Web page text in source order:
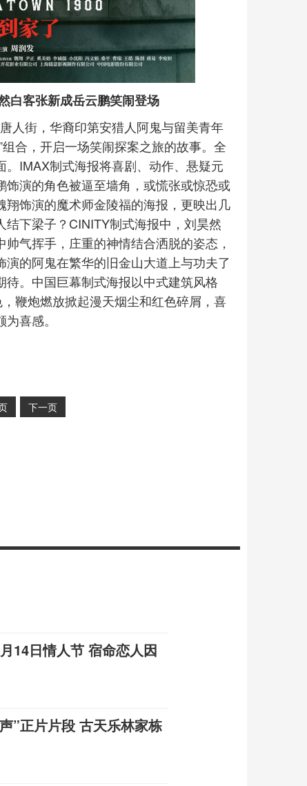
白客张新成岳云鹏笑闹登场
人街，华裔印第安猎人阿鬼与留美青年
合，开启一场笑闹探案之旅的故事。全
IMAX制式海报将喜剧、动作、悬疑元
演的角色被逼至墙角，或慌张或惊恐或
饰演的魔术师金陵福的海报，更映出几
下梁子？CINITY制式海报中，刘昊然
气挥手，庄重的神情结合洒脱的姿态，
的阿鬼在繁华的旧金山大道上与功夫了
。中国巨幕制式海报以中式建筑风格
鞭炮燃放掀起漫天烟尘和红色碎屑，喜
喜感。
下一页
14日情人节 宿命恋人因
”正片片段 古天乐林家栋